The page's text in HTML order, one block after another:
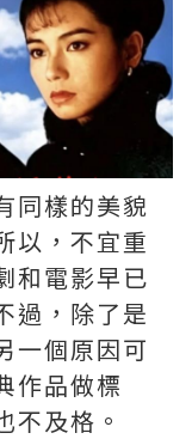
同樣的美貌
以，不宜重
和電影早已
過，除了是
一個原因可
作品做標
及格。